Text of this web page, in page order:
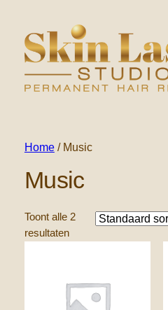
Home/ Music
Music
Toont alle 2
resultaten